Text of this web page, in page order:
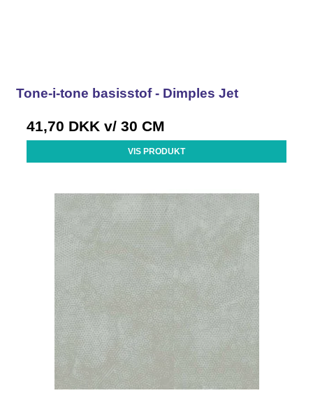
Tone-i-tone basisstof - Dimples Jet
41,70 DKK v/ 30 CM
VIS PRODUKT